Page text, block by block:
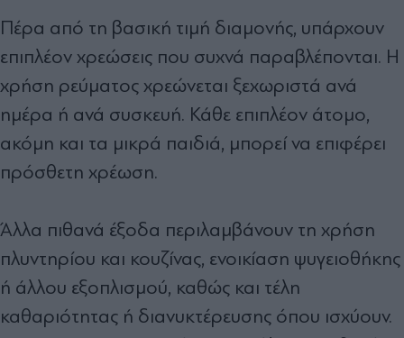
Πέρα από τη βασική τιμή διαμονής, υπάρχουν
επιπλέον χρεώσεις που συχνά παραβλέπονται. Η
χρήση ρεύματος χρεώνεται ξεχωριστά ανά
ημέρα ή ανά συσκευή. Κάθε επιπλέον άτομο,
ακόμη και τα μικρά παιδιά, μπορεί να επιφέρει
πρόσθετη χρέωση.
Άλλα πιθανά έξοδα περιλαμβάνουν τη χρήση
πλυντηρίου και κουζίνας, ενοικίαση ψυγειοθήκης
ή άλλου εξοπλισμού, καθώς και τέλη
καθαριότητας ή διανυκτέρευσης όπου ισχύουν.